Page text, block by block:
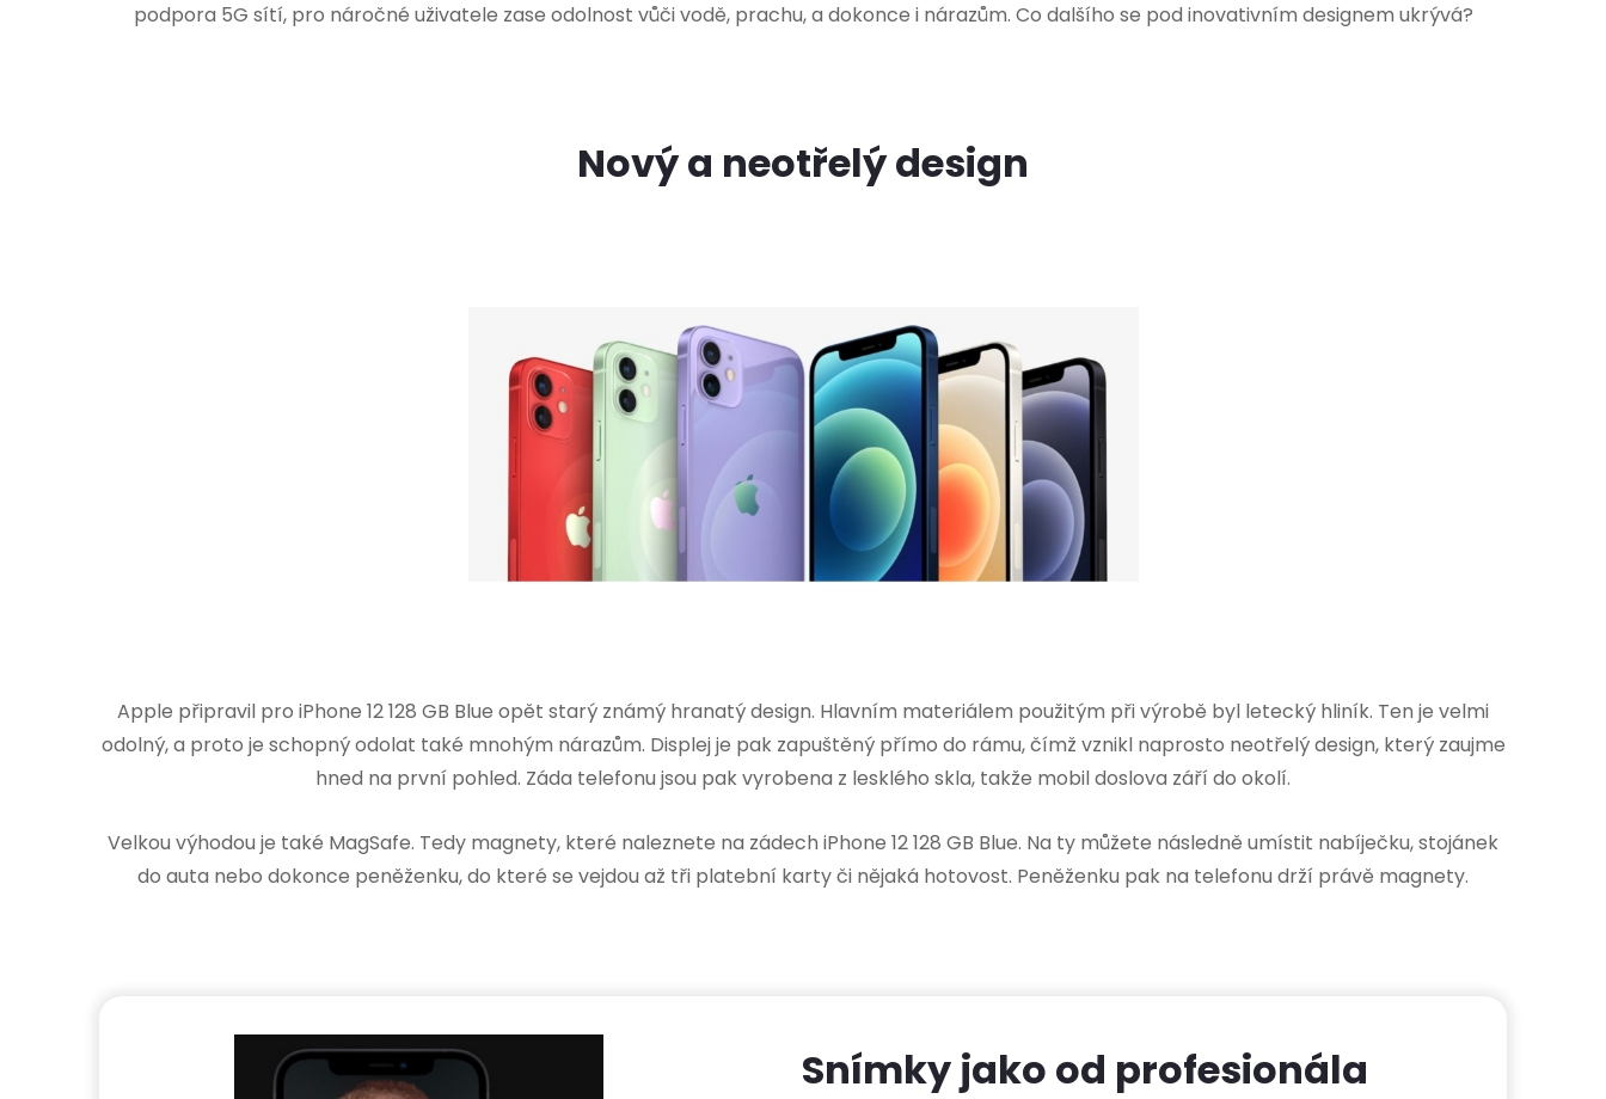
podpora 5G sítí, pro náročné uživatele zase odolnost vůči vodě, prachu, a dokonce i nárazům. Co dalšího se pod inovativním designem ukrývá?
Nový a neotřelý design
Apple připravil pro iPhone 12 128 GB Blue opět starý známý hranatý design. Hlavním materiálem použitým při výrobě byl letecký hliník. Ten je velmi
odolný, a proto je schopný odolat také mnohým nárazům. Displej je pak zapuštěný přímo do rámu, čímž vznikl naprosto neotřelý design, který zaujme
hned na první pohled. Záda telefonu jsou pak vyrobena z lesklého skla, takže mobil doslova září do okolí.
Velkou výhodou je také MagSafe. Tedy magnety, které naleznete na zádech iPhone 12 128 GB Blue. Na ty můžete následně umístit nabíječku, stojánek
do auta nebo dokonce peněženku, do které se vejdou až tři platební karty či nějaká hotovost. Peněženku pak na telefonu drží právě magnety.
Snímky jako od profesionála